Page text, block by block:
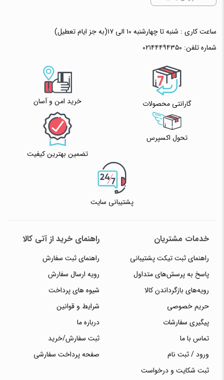
ساعت کاری : شنبه تا چهارشنبه ۱۰ الی ۱۷(به جز ایام تعطیل)
شماره تلفن: ۰۲۱۴۴۴۹۴۳۵۰
گارانتی محصولات خرید امن و آسان
تحول اکسپرس
تضمین بهترین کیفیت
پشتیبانی سایت
خدمات مشتریان
راهنمای ثبت تیکت پشتیبانی
پاسخ به پرسش‌های متداول
رویه‌های بازگرداندن کالا
حریم خصوصی
پیگیری سفارشات
تماس با ما
ورود / ثبت نام
ثبت شکایت و درخواست
راهنمای خرید از آتی کالا
راهنمای ثبت سفارش
رویه ارسال سفارش
شیوه های پرداخت
شرایط و قوانین
درباره ما
ثبت سفارش/خرید
صفحه پرداخت سفارشی